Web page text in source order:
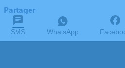
Partager
SMS WhatsApp